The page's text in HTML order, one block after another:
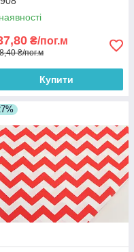
₴/пог.м
₴/пог.м
Купити